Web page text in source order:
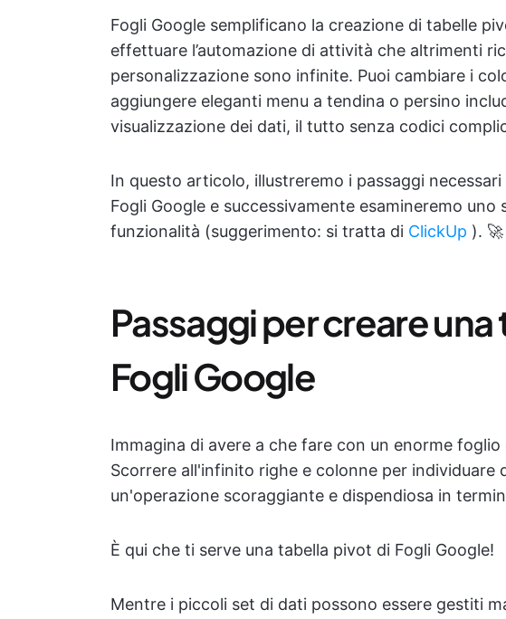
Fogli Google semplificano la creazione di tabelle
effettuare l’automazione di attività che altrimenti
personalizzazione sono infinite. Puoi cambiare i
aggiungere eleganti menu a tendina o persino
visualizzazione dei dati, il tutto senza codici
In questo articolo, illustreremo i passaggi
Fogli Google e successivamente esamineremo
funzionalità (suggerimento: si tratta di ClickUp ). 🚀
Passaggi per creare
Fogli Google
Immagina di avere a che fare con un enorme
Scorrere all'infinito righe e colonne per individuare
un'operazione scoraggiante e dispendiosa in
È qui che ti serve una tabella pivot di Fogli Google!
Mentre i piccoli set di dati possono essere gestiti